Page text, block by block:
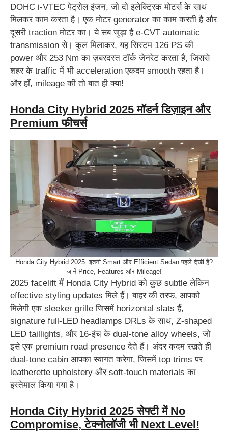
DOHC i-VTEC पेट्रोल इंजन, जो दो इलेक्ट्रिक मोटर्स के साथ
मिलकर काम करता है। एक मोटर generator का काम करती है और
दूसरी traction मोटर का। ये सब जुड़ा है e-CVT automatic
transmission से। कुल मिलाकर, यह सिस्टम 126 PS की
power और 253 Nm का ज़बरदस्त टॉर्क जेनरेट करता है, जिससे
शहर के traffic में भी acceleration एकदम smooth रहता है।
और हाँ, mileage की तो बात ही क्या!
Honda City Hybrid 2025 मॉडर्न डिज़ाइन और
Premium फीचर्स
Honda City Hybrid 2025: इतनी Smart और Efficient Sedan पहले देखी है?
जानें Price, Features और Mileage!
2025 facelift में Honda City Hybrid को कुछ subtle लेकिन
effective styling updates मिले हैं। बाहर की तरफ, आपको
मिलेगी एक sleeker grille जिसमें horizontal slats हैं,
signature full-LED headlamps DRLs के साथ, Z-shaped
LED taillights, और 16-इंच के dual-tone alloy wheels, जो
इसे एक premium road presence देते हैं। अंदर कदम रखते ही
dual-tone cabin आपका स्वागत करेगा, जिसमें top trims पर
leatherette upholstery और soft-touch materials का
इस्तेमाल किया गया है।
Honda City Hybrid 2025 सेफ्टी में No
Compromise, टेक्नोलॉजी भी Next Level!